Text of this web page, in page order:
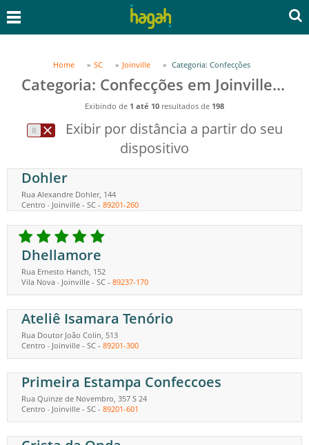
Home SC Joinville Categoria: Confecções
Categoria: Confecções em Joinville, SC
Exibindo de 1 até 10 resultados de 198
Exibir por distância a partir do seu
dispositivo
Dohler
Rua Alexandre Dohler, 144
Centro - Joinville - SC - 89201-260
Dhellamore
Rua Ernesto Hanch, 152
Vila Nova - Joinville - SC - 89237-170
Ateliê Isamara Tenório
Rua Doutor João Colin, 513
Centro - Joinville - SC - 89201-300
Primeira Estampa Confeccoes
Rua Quinze de Novembro, 357 S 24
Centro - Joinville - SC - 89201-601